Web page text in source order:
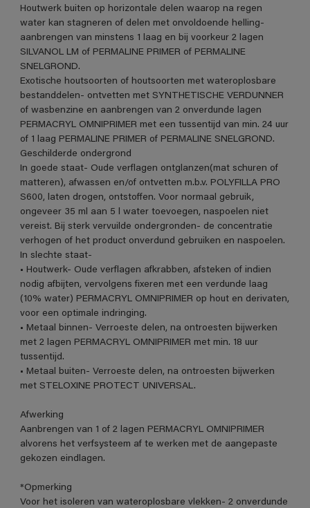
Houtwerk buiten op horizontale delen waarop na regen
water kan stagneren of delen met onvoldoende helling-
aanbrengen van minstens 1 laag en bij voorkeur 2 lagen
SILVANOL LM of PERMALINE PRIMER of PERMALINE
SNELGROND.
Exotische houtsoorten of houtsoorten met wateroplosbare
bestanddelen- ontvetten met SYNTHETISCHE VERDUNNER
of wasbenzine en aanbrengen van 2 onverdunde lagen
PERMACRYL OMNIPRIMER met een tussentijd van min. 24 uur
of 1 laag PERMALINE PRIMER of PERMALINE SNELGROND.
Geschilderde ondergrond
In goede staat- Oude verflagen ontglanzen(mat schuren of
matteren), afwassen en/of ontvetten m.b.v. POLYFILLA PRO
S600, laten drogen, ontstoffen. Voor normaal gebruik,
ongeveer 35 ml aan 5 l water toevoegen, naspoelen niet
vereist. Bij sterk vervuilde ondergronden- de concentratie
verhogen of het product onverdund gebruiken en naspoelen.
In slechte staat-
• Houtwerk- Oude verflagen afkrabben, afsteken of indien
nodig afbijten, vervolgens fixeren met een verdunde laag
(10% water) PERMACRYL OMNIPRIMER op hout en derivaten,
voor een optimale indringing.
• Metaal binnen- Verroeste delen, na ontroesten bijwerken
met 2 lagen PERMACRYL OMNIPRIMER met min. 18 uur
tussentijd.
• Metaal buiten- Verroeste delen, na ontroesten bijwerken
met STELOXINE PROTECT UNIVERSAL.
Afwerking
Aanbrengen van 1 of 2 lagen PERMACRYL OMNIPRIMER
alvorens het verfsysteem af te werken met de aangepaste
gekozen eindlagen.
*Opmerking
Voor het isoleren van wateroplosbare vlekken- 2 onverdunde